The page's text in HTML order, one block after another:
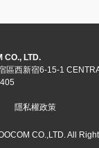
CO., LTD.
區西新宿6-15-1
隱私權政策
CO.,LTD. All